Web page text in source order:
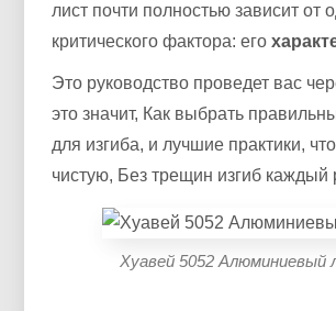
лист почти полностью зависит от
критического фактора: его
Это руководство проведет вас
это значит, Как выбрать
для изгиба, и лучшие практики,
чистую, Без трещин изгиб каждый
Хуавей 5052 Алюминиевый